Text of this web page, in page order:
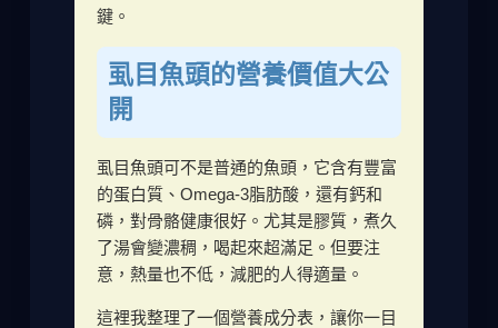
鍵。
虱目魚頭的營養價值大公
開
虱目魚頭可不是普通的魚頭，它含有豐富
的蛋白質、Omega-3脂肪酸，還有鈣和
磷，對骨骼健康很好。尤其是膠質，煮久
了湯會變濃稠，喝起來超滿足。但要注
意，熱量也不低，減肥的人得適量。
這裡我整理了一個營養成分表，讓你一目